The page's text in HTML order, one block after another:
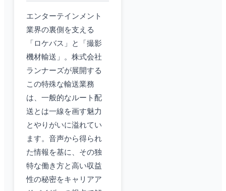
エンターテインメント
業界の裏側を支える
「ロケバス」と「撮影
機材輸送」。株式会社
ランナーズが展開する
この特殊な輸送業務
は、一般的なルート配
送とは一線を画す魅力
とやりがいに溢れてい
ます。音声から得られ
た情報を基に、その独
特な働き方と高い収益
性の秘密をキャリアア